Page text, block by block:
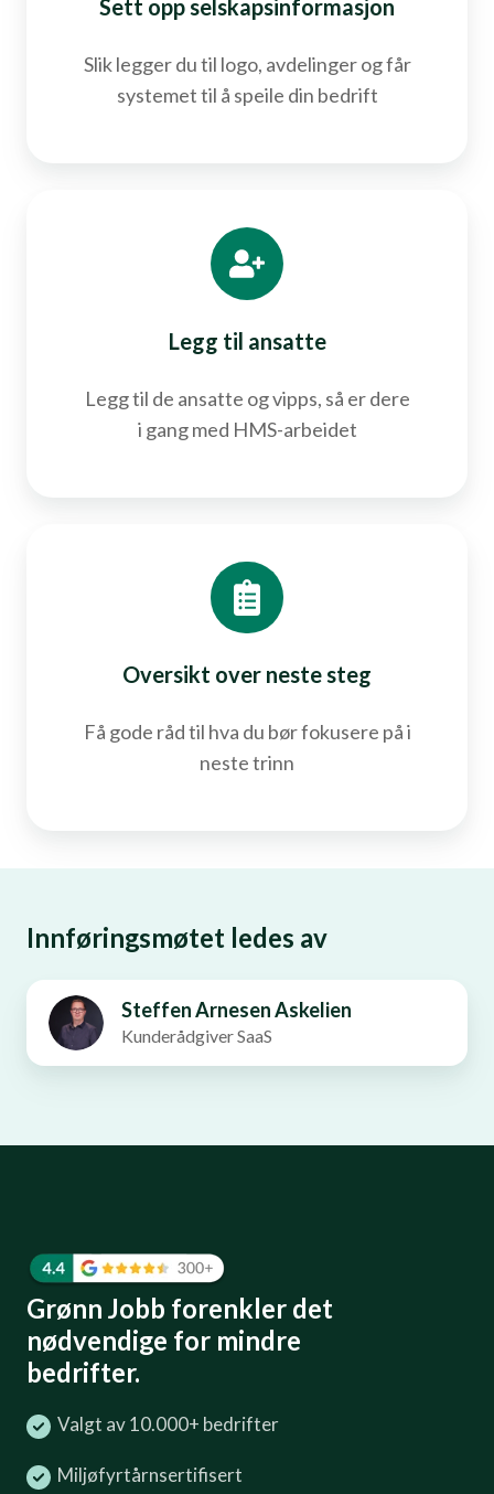
Sett opp selskapsinformasjon
Slik legger du til logo, avdelinger og får
systemet til å speile din bedrift
Legg til ansatte
Legg til de ansatte og vipps, så er dere
i gang med HMS-arbeidet
Oversikt over neste steg
Få gode råd til hva du bør fokusere på i
neste trinn
Innføringsmøtet ledes av
Steffen Arnesen Askelien
Kunderådgiver SaaS
Grønn Jobb forenkler det
nødvendige for mindre
bedrifter.
Valgt av 10.000+ bedrifter
Miljøfyrtårnsertifisert